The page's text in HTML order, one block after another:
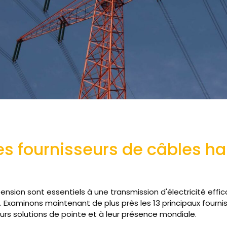
fournisseurs de câbles
sont essentiels à une transmission d'électricité
maintenant de plus près les 13 principaux
solutions de pointe et à leur présence mondiale.